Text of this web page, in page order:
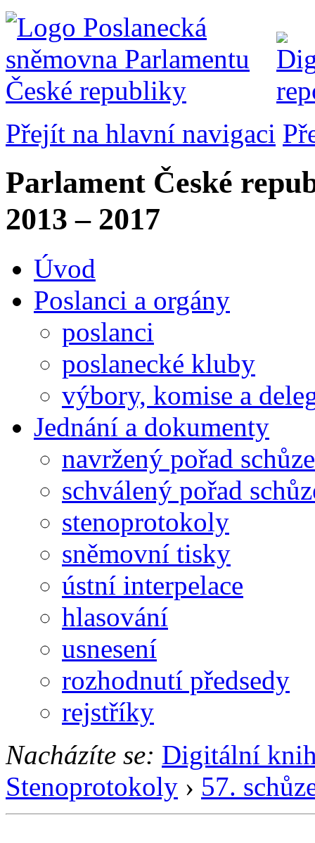
Přejít na hlavní navigaci
Parlament České
2013 – 2017
Úvod
Poslanci a orgány
poslanci
poslanecké kluby
výbory, komise a
Jednání a dokumenty
navržený pořad schůze
schválený pořad
stenoprotokoly
sněmovní tisky
ústní interpelace
hlasování
usnesení
rozhodnutí předsedy
rejstříky
Nacházíte se: Digitální
Stenoprotokoly › 57.